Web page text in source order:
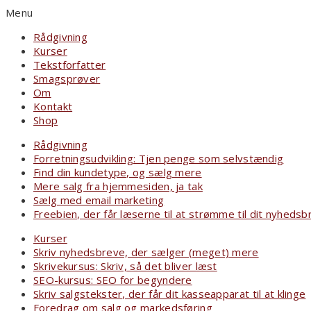
Menu
Rådgivning
Kurser
Tekstforfatter
Smagsprøver
Om
Kontakt
Shop
Rådgivning
Forretningsudvikling: Tjen penge som selvstændig
Find din kundetype, og sælg mere
Mere salg fra hjemmesiden, ja tak
Sælg med email marketing
Freebien, der får læserne til at strømme til dit
Kurser
Skriv nyhedsbreve, der sælger (meget) mere
Skrivekursus: Skriv, så det bliver læst
SEO-kursus: SEO for begyndere
Skriv salgstekster, der får dit kasseapparat til at klinge
Foredrag om salg og markedsføring